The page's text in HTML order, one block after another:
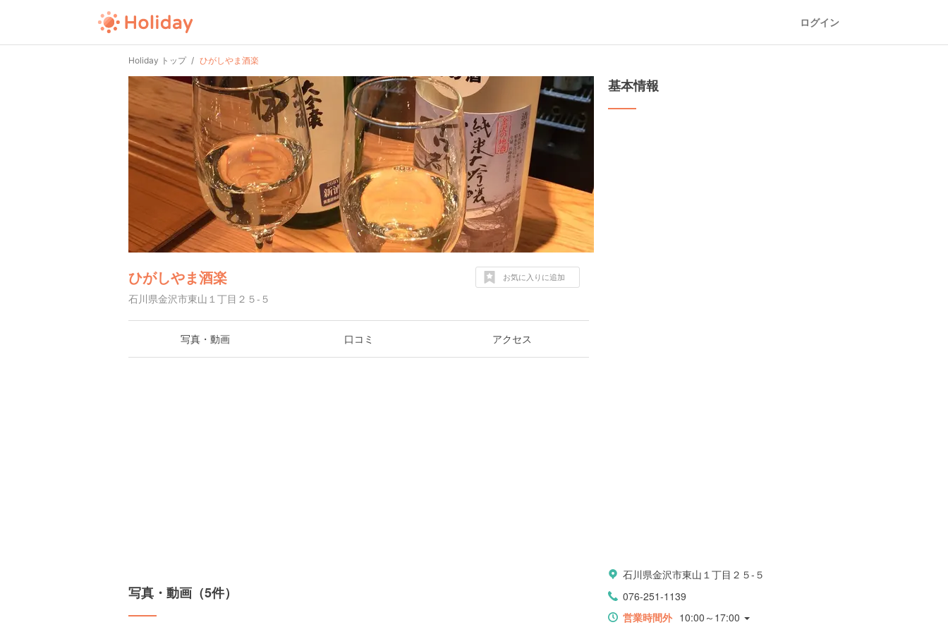
ログイン
Holiday トップ ひがしやま酒楽
ひがしやま酒楽
石川県金沢市東山１丁目２５-５
お気に入りに追加
写真・動画 口コミ アクセス
写真・動画（5件）
基本情報
石川県金沢市東山１丁目２５-５
076-251-1139
営業時間外 10:00～17:00